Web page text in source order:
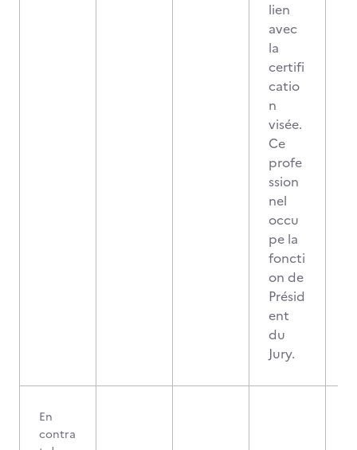
lien
avec
la
certifi
catio
n
visée.
Ce
profe
ssion
nel
occu
pe la
foncti
on de
Présid
ent
du
Jury.
En
contra